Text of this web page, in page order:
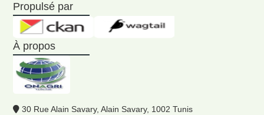
Propulsé par
À propos
30 Rue Alain Savary, Alain Savary, 1002 Tunis